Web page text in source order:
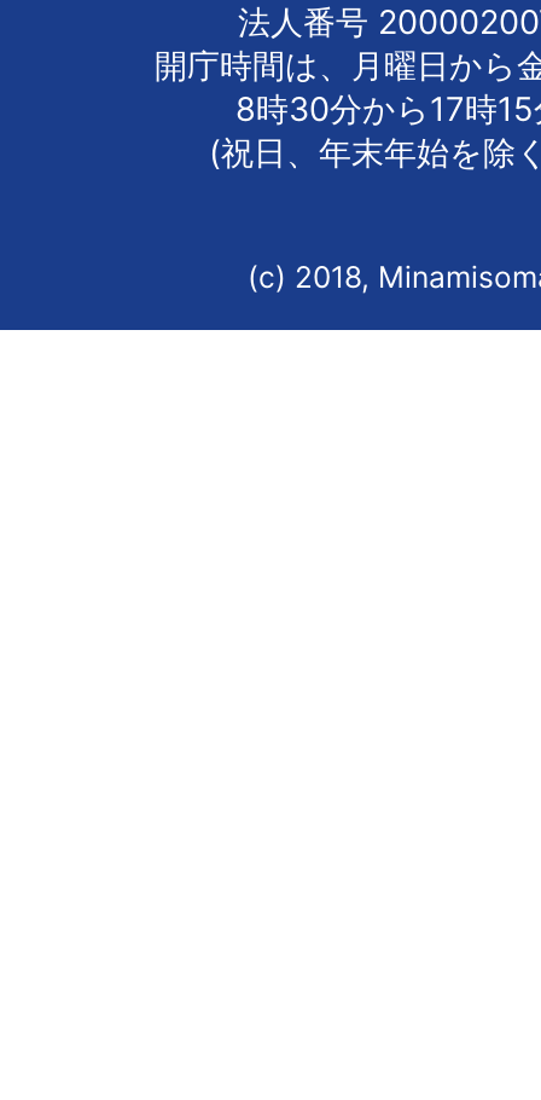
法人番号
開庁時間は、月曜日から
8時30分から17時
(祝日、年末年始を除
(c) 2018,